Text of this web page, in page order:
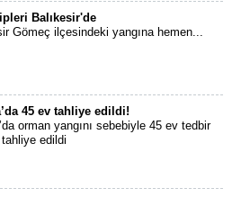
Balıkesir'de
Gömeç ilçesindeki yangına hemen...
45 ev tahliye edildi!
orman yangını sebebiyle 45 ev tedbir
tahliye edildi